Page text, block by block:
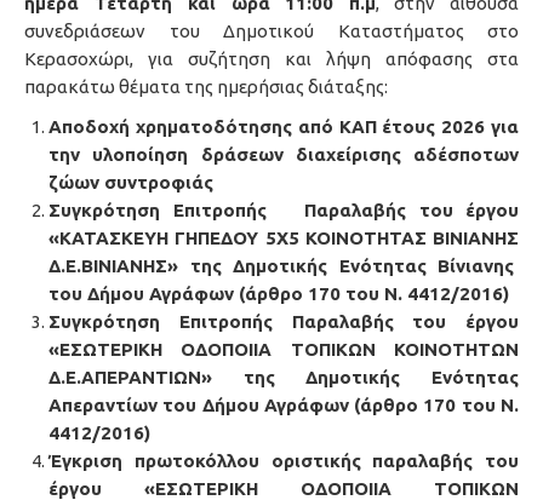
συνεδριάσεων του Δημοτικού Καταστήματος στο
Κερασοχώρι, για συζήτηση και λήψη απόφασης στα
παρακάτω θέματα της ημερήσιας διάταξης:
Αποδοχή χρηματοδότησης από ΚΑΠ έτους 2026 για
την υλοποίηση δράσεων διαχείρισης αδέσποτων
ζώων συντροφιάς
Συγκρότηση Επιτροπής Παραλαβής του έργου
«ΚΑΤΑΣΚΕΥΗ ΓΗΠΕΔΟΥ 5Χ5 ΚΟΙΝΟΤΗΤΑΣ ΒΙΝΙΑΝΗΣ
Δ.Ε.ΒΙΝΙΑΝΗΣ» της Δημοτικής Ενότητας Βίνιανης
του Δήμου Αγράφων (άρθρο 170 του Ν. 4412/2016)
Συγκρότηση Επιτροπής Παραλαβής του έργου
«ΕΣΩΤΕΡΙΚΗ ΟΔΟΠΟΙΙΑ ΤΟΠΙΚΩΝ ΚΟΙΝΟΤΗΤΩΝ
Δ.Ε.ΑΠΕΡΑΝΤΙΩΝ» της Δημοτικής Ενότητας
Απεραντίων του Δήμου Αγράφων (άρθρο 170 του Ν.
4412/2016)
Έγκριση πρωτοκόλλου οριστικής παραλαβής του
έργου «ΕΣΩΤΕΡΙΚΗ ΟΔΟΠΟΙΙΑ ΤΟΠΙΚΩΝ